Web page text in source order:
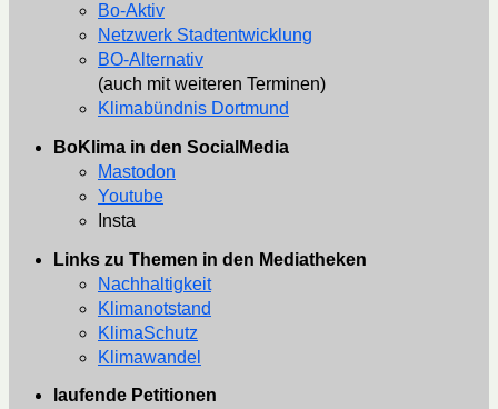
Bo-Aktiv
Netzwerk Stadtentwicklung
BO-Alternativ
(auch mit weiteren Terminen)
Klimabündnis Dortmund
BoKlima in den SocialMedia
Mastodon
Youtube
Insta
Links zu Themen in den Mediatheken
Nachhaltigkeit
Klimanotstand
KlimaSchutz
Klimawandel
laufende Petitionen